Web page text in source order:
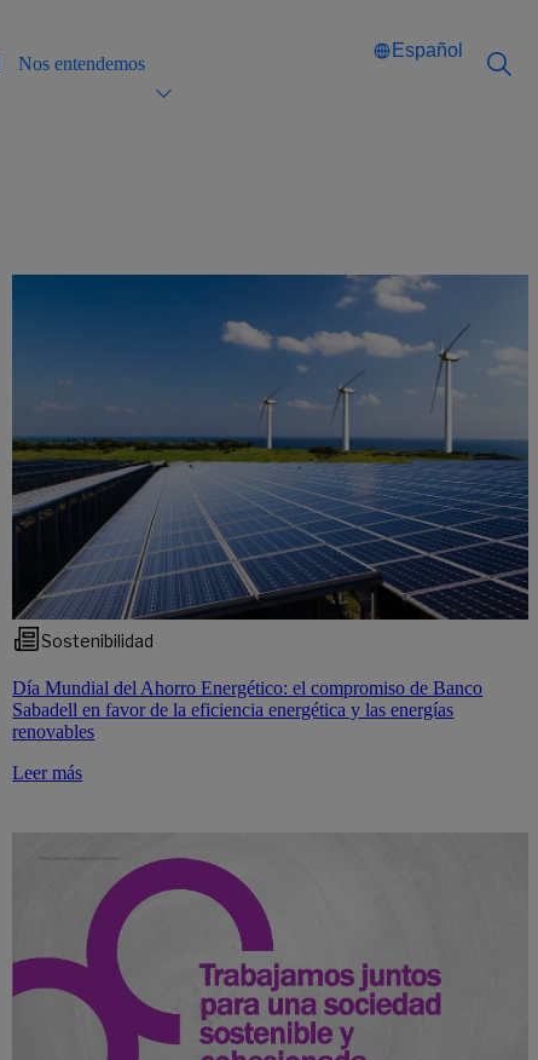
Nos entendemos
Español
Sostenibilidad
Día Mundial del Ahorro Energético: el compromiso de Banco
Sabadell en favor de la eficiencia energética y las energías
renovables
Leer más